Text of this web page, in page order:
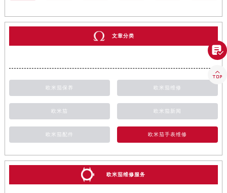
文章分类
欧米茄保养 欧米茄维修
欧米茄 欧米茄新闻
欧米茄配件 欧米茄手表维修
欧米茄维修服务

